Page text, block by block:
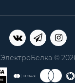
ЭлектроБелка ©